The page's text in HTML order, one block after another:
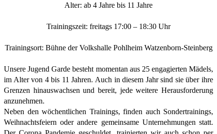
Alter: ab 4 Jahre bis 11 Jahre
Trainingszeit: freitags 17:00 – 18:30 Uhr
Trainingsort: Bühne der Volkshalle Pohlheim Watzenborn-Steinberg
Unsere Jugend Garde besteht momentan aus 25 engagierten Mädels,
im Alter von 4 bis 11 Jahren. Auch in diesem Jahr sind sie über ihre
Grenzen hinauswachsen und bereit, jede weitere Herausforderung
anzunehmen.
Neben den wöchentlichen Trainings, finden auch Sondertrainings,
Weihnachtsfeiern oder andere gemeinsame Unternehmungen statt.